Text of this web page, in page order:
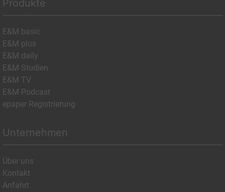
Produkte
E&M basic
E&M plus
E&M daily
E&M Studien
E&M TV
E&M Podcast
epaper Registrierung
Unternehmen
Über uns
Kontakt
Anfahrt